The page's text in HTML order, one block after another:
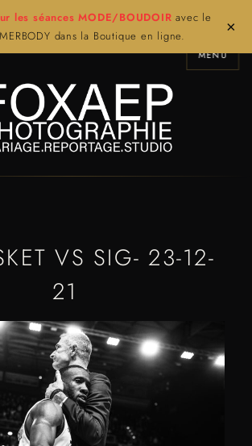
les séances MODE/BOUDOIR avec le
dans la Boutique en ligne.
×
MENU
VS SIG- 23-12-
21